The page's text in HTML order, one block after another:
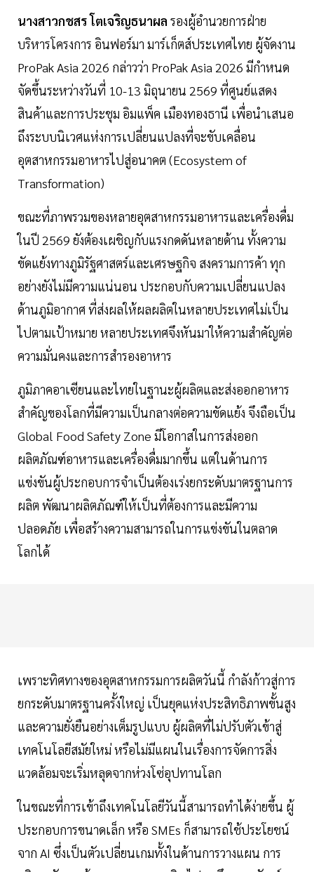
นางสาวกชสร โตเจริญธนาผล รองผู้อำนวยการฝ่าย
บริหารโครงการ อินฟอร์มา มาร์เก็ตส์ประเทศไทย ผู้จัดงาน
ProPak Asia 2026 กล่าวว่า ProPak Asia 2026 มีกำหนด
จัดขึ้นระหว่างวันที่ 10-13 มิถุนายน 2569 ที่ศูนย์แสดง
สินค้าและการประชุม อิมแพ็ค เมืองทองธานี เพื่อนำเสนอ
ถึงระบบนิเวศแห่งการเปลี่ยนแปลงที่จะขับเคลื่อน
อุตสาหกรรมอาหารไปสู่อนาคต (Ecosystem of
Transformation)
ขณะที่ภาพรวมของหลายอุตสาหกรรมอาหารและเครื่องดื่ม
ในปี 2569 ยังต้องเผชิญกับแรงกดดันหลายด้าน ทั้งความ
ขัดแย้งทางภูมิรัฐศาสตร์และเศรษฐกิจ สงครามการค้า ทุก
อย่างยังไม่มีความแน่นอน ประกอบกับความเปลี่ยนแปลง
ด้านภูมิอากาศ ที่ส่งผลให้ผลผลิตในหลายประเทศไม่เป็น
ไปตามเป้าหมาย หลายประเทศจึงหันมาให้ความสำคัญต่อ
ความมั่นคงและการสำรองอาหาร
ภูมิภาคอาเซียนและไทยในฐานะผู้ผลิตและส่งออกอาหาร
สำคัญของโลกที่มีความเป็นกลางต่อความขัดแย้ง จึงถือเป็น
Global Food Safety Zone มีโอกาสในการส่งออก
ผลิตภัณฑ์อาหารและเครื่องดื่มมากขึ้น แต่ในด้านการ
แข่งขันผู้ประกอบการจำเป็นต้องเร่งยกระดับมาตรฐานการ
ผลิต พัฒนาผลิตภัณฑ์ให้เป็นที่ต้องการและมีความ
ปลอดภัย เพื่อสร้างความสามารถในการแข่งขันในตลาด
โลกได้
เพราะทิศทางของอุตสาหกรรมการผลิตวันนี้ กำลังก้าวสู่การ
ยกระดับมาตรฐานครั้งใหญ่ เป็นยุคแห่งประสิทธิภาพขั้นสูง
และความยั่งยืนอย่างเต็มรูปแบบ ผู้ผลิตที่ไม่ปรับตัวเข้าสู่
เทคโนโลยีสมัยใหม่ หรือไม่มีแผนในเรื่องการจัดการสิ่ง
แวดล้อมจะเริ่มหลุดจากห่วงโซ่อุปทานโลก
ในขณะที่การเข้าถึงเทคโนโลยีวันนี้สามารถทำได้ง่ายขึ้น ผู้
ประกอบการขนาดเล็ก หรือ SMEs ก็สามารถใช้ประโยชน์
จาก AI ซึ่งเป็นตัวเปลี่ยนเกมทั้งในด้านการวางแผน การ